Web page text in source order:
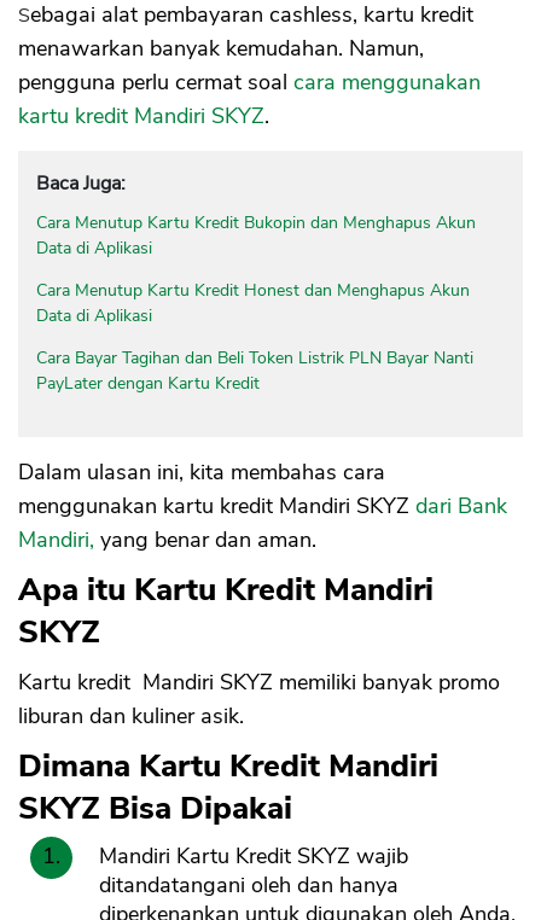
Sebagai alat pembayaran cashless, kartu kredit
menawarkan banyak kemudahan. Namun,
pengguna perlu cermat soal cara menggunakan
kartu kredit Mandiri SKYZ.
Baca Juga:
Cara Menutup Kartu Kredit Bukopin dan Menghapus Akun
Data di Aplikasi
Cara Menutup Kartu Kredit Honest dan Menghapus Akun
Data di Aplikasi
Cara Bayar Tagihan dan Beli Token Listrik PLN Bayar Nanti
PayLater dengan Kartu Kredit
Dalam ulasan ini, kita membahas cara
menggunakan kartu kredit Mandiri SKYZ dari Bank
Mandiri, yang benar dan aman.
Apa itu Kartu Kredit Mandiri
SKYZ
Kartu kredit Mandiri SKYZ memiliki banyak promo
liburan dan kuliner asik.
Dimana Kartu Kredit Mandiri
SKYZ Bisa Dipakai
Mandiri Kartu Kredit SKYZ wajib
ditandatangani oleh dan hanya
diperkenankan untuk digunakan oleh Anda.